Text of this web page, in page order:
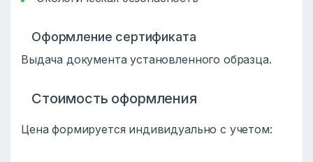
Оформление сертификата
Выдача документа установленного образца.
Стоимость оформления
Цена формируется индивидуально с учетом: